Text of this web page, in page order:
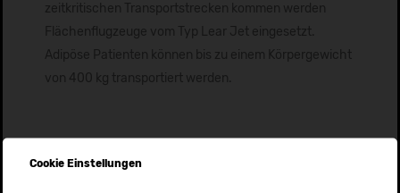
zeitkritischen Transportstrecken kommen werden
Flächenflugzeuge vom Typ Lear Jet eingesetzt.
Adipöse Patienten können bis zu einem Körpergewicht
von 400 kg transportiert werden.
Weitere News
Cookie Einstellungen